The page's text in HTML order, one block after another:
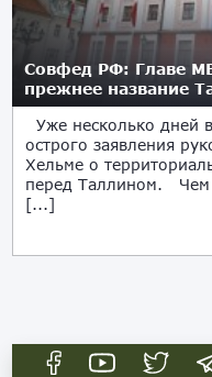
Совфед РФ: Главе
прежнее название
Уже несколько дней
острого заявления
Хельме о
перед Таллином. Чем
[...]